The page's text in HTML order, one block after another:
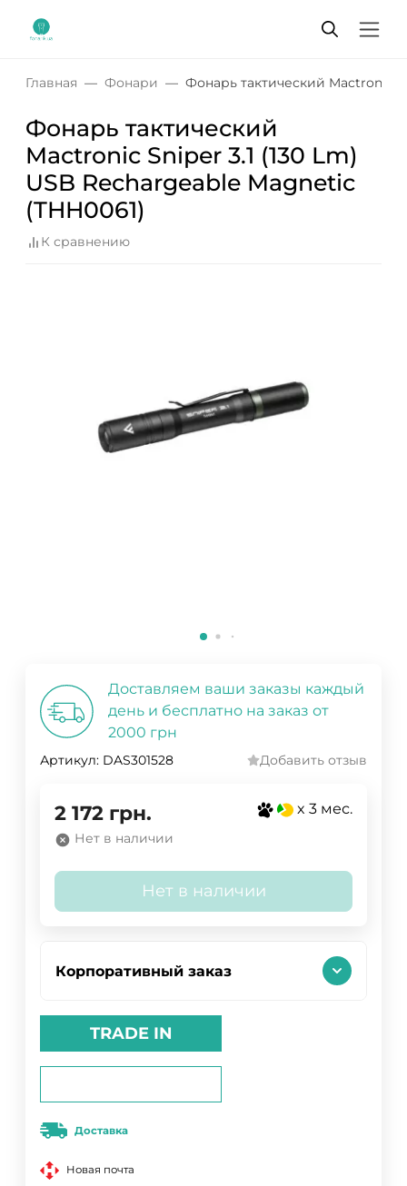
Главная Фонари Фонарь тактический Mactronic
Фонарь тактический
Mactronic Sniper 3.1 (130 Lm)
USB Rechargeable Magnetic
(THH0061)
К сравнению
Доставляем ваши заказы каждый
день и бесплатно на заказ от
2000 грн
Артикул: DAS301528 Добавить отзыв
2 172 грн. x 3 мес.
Нет в наличии
Нет в наличии
Корпоративный заказ
TRADE IN
Доставка
Новая почта